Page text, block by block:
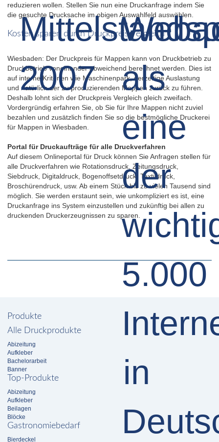
reduzieren wollen. Stellen Sie nun eine Druckanfrage indem Sie
die gesuchte Drucksache im obigen Auswahlfeld auswählen.
Kosten sparen durch Druckpreis Vergleich
Wiesbaden: Der Druckpreis für Mappen kann von Druckbetrieb zu
Druckbetrieb voneinander abweichend berechnet werden. Dies ist
auf interne Kriterien wie Maschinenpark, derzeitige Auslastung
und natürlich der zu produzierenden Mappen zurück zu führen.
Deshalb lohnt sich der Druckpreis Vergleich gleich zweifach.
Vordergründig erfahren Sie, ob Sie für Ihre Mappen nicht zuviel
bezahlen und zusätzlich finden Sie so die bestmögliche Druckerei
für Mappen in Wiesbaden.
Portal für Druckaufträge für alle Druckverfahren
Auf diesem Onlineportal für Druck können Sie Anfragen stellen für
alle Druckverfahren wie Rotationsdruck, Zeitungsdruck,
Siebdruck, Digitaldruck, Bogenoffsetdruck, Textildruck,
Broschürendruck, usw. Ab einem Stück bis zu vielen Tausend sind
möglich. Sie werden erstaunt sein, wie unkompliziert es ist, eine
Druckanfrage ins System einzustellen und zukünftig bei allen zu
druckenden Druckerzeugnissen zu sparen.
Produkte
Alle Druckprodukte
Abizeitung
Aufkleber
Bachelorarbeit
Banner
Top-Produkte
Abizeitung
Aufkleber
Beilagen
Blöcke
Gastronomiebedarf
Bierdeckel